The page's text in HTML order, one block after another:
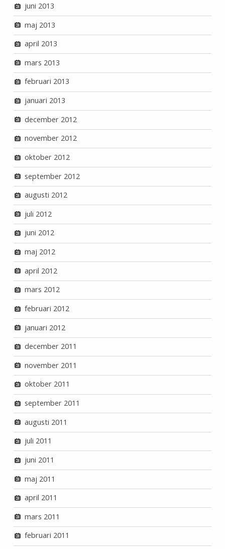
juni 2013
maj 2013
april 2013
mars 2013
februari 2013
januari 2013
december 2012
november 2012
oktober 2012
september 2012
augusti 2012
juli 2012
juni 2012
maj 2012
april 2012
mars 2012
februari 2012
januari 2012
december 2011
november 2011
oktober 2011
september 2011
augusti 2011
juli 2011
juni 2011
maj 2011
april 2011
mars 2011
februari 2011